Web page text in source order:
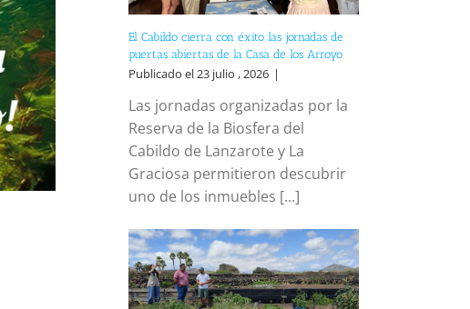
El Cabildo cierra con éxito las jornadas de
puertas abiertas de la Casa de los Arroyo
Publicado el 23 julio , 2026 |
Las jornadas organizadas por la
Reserva de la Biosfera del
Cabildo de Lanzarote y La
Graciosa permitieron descubrir
uno de los inmuebles [...]